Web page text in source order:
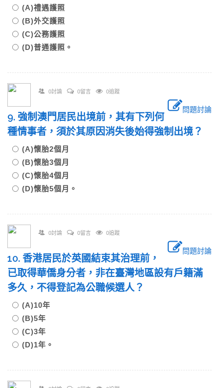
(A)禮遇護照
(B)外交護照
(C)公務護照
(D)普通護照。
0討論 0留言 0追蹤
問題討論
9. 強制澳門居民出境前，其有下列何
種情事者，須於其原因消失後始得強制出境？
(A)懷胎2個月
(B)懷胎3個月
(C)懷胎4個月
(D)懷胎5個月。
0討論 0留言 0追蹤
問題討論
10. 香港居民於英國結束其治理前，
已取得華僑身分者，非在臺灣地區設有戶籍滿
多久，不得登記為公職候選人？
(A)10年
(B)5年
(C)3年
(D)1年。